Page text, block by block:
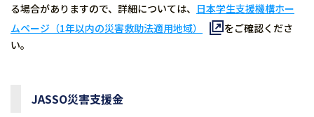
る場合がありますので、詳細については、 日本学生支援機構ホー
ムページ（1年以内の災害救助法適用地域）
をご確認くださ
い。
JASSO災害支援金